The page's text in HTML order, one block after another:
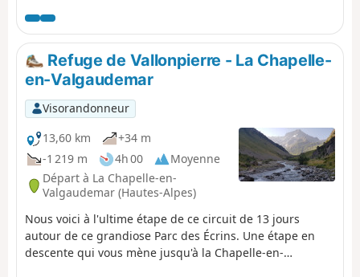
Refuge de Vallonpierre - La Chapelle-
en-Valgaudemar
Visorandonneur
13,60 km
+34 m
-1 219 m
4h 00
Moyenne
Départ à La Chapelle-en-
Valgaudemar (Hautes-Alpes)
Nous voici à l'ultime étape de ce circuit de 13 jours
autour de ce grandiose Parc des Écrins. Une étape en
descente qui vous mène jusqu'à la Chapelle-en-